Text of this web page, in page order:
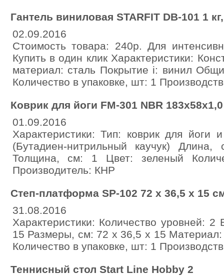
Гантель виниловая STARFIT DB-101 1
02.09.2016
Стоимость товара: 240р. Для
Купить в один клик Характеристики:
материал: сталь Покрытие i: винил
Количество в упаковке, шт: 1
Коврик для йоги FM-301 NBR
01.09.2016
Характеристики: Тип: коврик для
(Бутадиен-нитрильный каучук)
Толщина, см: 1 Цвет: зеленый
Производитель: КНР
Степ-платформа SP-102 72 х 36,5 х 15
31.08.2016
Характеристики: Количество уровней:
15 Размеры, см: 72 х 36,5 х 15
Количество в упаковке, шт: 1
Теннисный стол Start Line Hobby 2